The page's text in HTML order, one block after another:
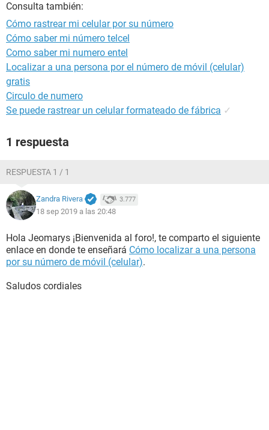
Consulta también:
Cómo rastrear mi celular por su número
Cómo saber mi número telcel
Como saber mi numero entel
Localizar a una persona por el número de móvil (celular)
gratis
Circulo de numero
Se puede rastrear un celular formateado de fábrica ✓
1 respuesta
RESPUESTA 1 / 1
Zandra Rivera 3.777
18 sep 2019 a las 20:48
Hola Jeomarys ¡Bienvenida al foro!, te comparto el siguiente
enlace en donde te enseñará Cómo localizar a una persona
por su número de móvil (celular).
Saludos cordiales